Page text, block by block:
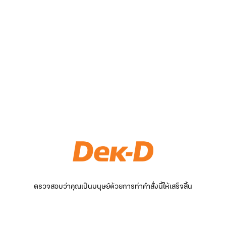
ตรวจสอบว่าคุณเป็นมนุษย์ด้วยการทำคำสั่งนี้ให้เสร็จสิ้น